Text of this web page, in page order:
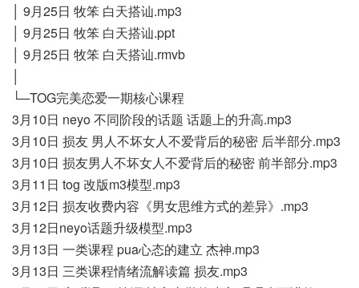
│ 9月25日 牧笨 白天搭讪.mp3
│ 9月25日 牧笨 白天搭讪.ppt
│ 9月25日 牧笨 白天搭讪.rmvb
└─TOG完美恋爱一期核心课程
3月10日 neyo 不同阶段的话题 话题上的升高.mp3
3月10日 损友 男人不坏女人不爱背后的秘密 后半部分.mp3
3月10日 损友男人不坏女人不爱背后的秘密 前半部分.mp3
3月11日 tog 改版m3模型.mp3
3月12日 损友收费内容《男女思维方式的差异》.mp3
3月12日neyo话题升级模型.mp3
3月13日 一类课程 pua心态的建立 杰神.mp3
3月13日 三类课程情绪流解读篇 损友.mp3